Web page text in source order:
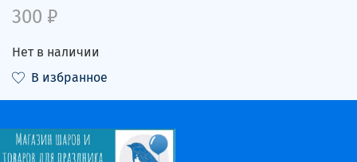
300 ₽
Нет в наличии
В избранное